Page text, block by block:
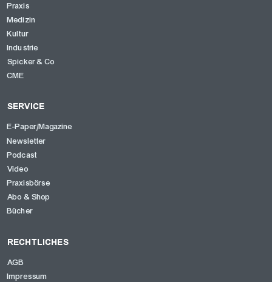
Praxis
Medizin
Kultur
Industrie
Spicker & Co
CME
SERVICE
E-Paper/Magazine
Newsletter
Podcast
Video
Praxisbörse
Abo & Shop
Bücher
RECHTLICHES
AGB
Impressum